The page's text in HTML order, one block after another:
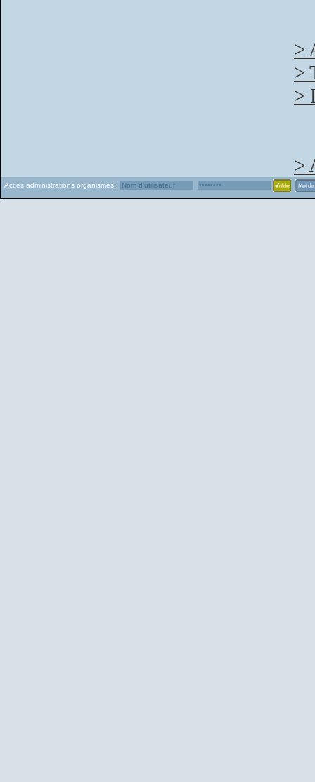
>
>
>
>
Accès administrations organismes :